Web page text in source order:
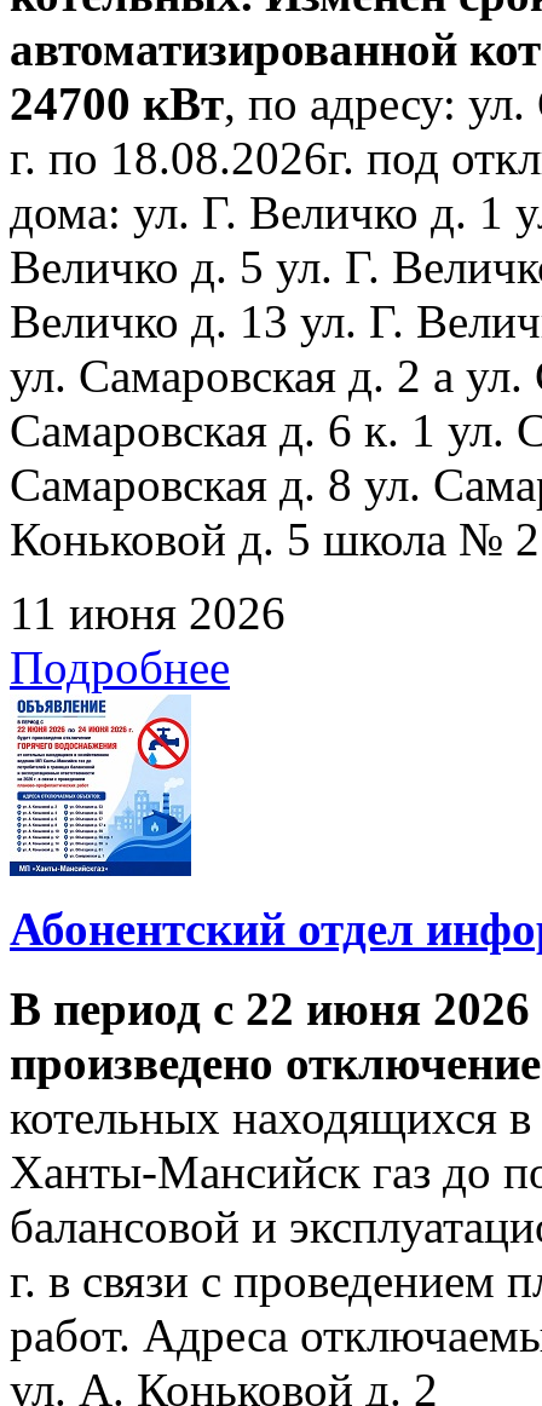
автоматизированной
24700 кВт, по адресу:
г. по 18.08.2026г. под
дома: ул. Г. Величко д. 1
Величко д. 5 ул. Г.
Величко д. 13 ул. Г.
ул. Самаровская д. 2 а
Самаровская д. 6 к. 1 ул.
Самаровская д. 8 ул.
Коньковой д. 5 школа №
11 июня 2026
Подробнее
Абонентский отдел
В период с 22 июня 2026
произведено
котельных находящихся
Ханты-Мансийск газ до
балансовой и
г. в связи с проведением
работ. Адреса
ул. А. Коньковой д. 2